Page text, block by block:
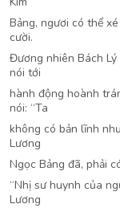
Bảng, ngươi có thể
cười.
Đương nhiên Bách
nói tới
hành động hoành
nói: “Ta
không có bản lĩnh
Lương
Ngọc Bảng đã, phải
“Nhị sư huynh của
Lương